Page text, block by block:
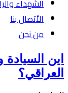
الشهداء
الأتصال بنا
من نحن
اين
العراقي؟